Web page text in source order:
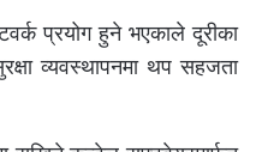
प्रयोग हुने भएकाले दूरीका
व्यवस्थापनमा थप सहजता